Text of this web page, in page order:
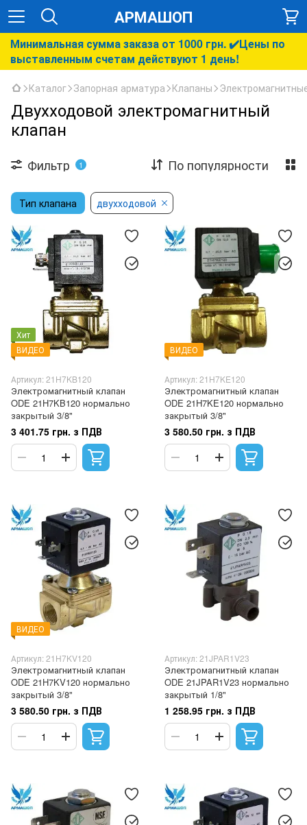
АРМАШОП
Минимальная сумма заказа от 1000 грн. ✔️Цены по
выставленным счетам действуют 1 день!
Каталог Запорная арматура Клапаны
Двухходовой электромагнитный
клапан
Фильтр 1 По популярности
Тип клапана двухходовой
Хит
ВИДЕО
Артикул: 21H7KB120
Электромагнитный клапан
ODE 21H7KB120 нормально
закрытый 3/8"
3 401.75 грн. з ПДВ
ВИДЕО
Артикул: 21H7KE120
Электромагнитный клапан
ODE 21H7KE120 нормально
закрытый 3/8"
3 580.50 грн. з ПДВ
ВИДЕО
Артикул: 21H7KV120
Электромагнитный клапан
ODE 21H7KV120 нормально
закрытый 3/8"
3 580.50 грн. з ПДВ
Артикул: 21JPAR1V23
Электромагнитный клапан
ODE 21JPAR1V23 нормально
закрытый 1/8"
1 258.95 грн. з ПДВ